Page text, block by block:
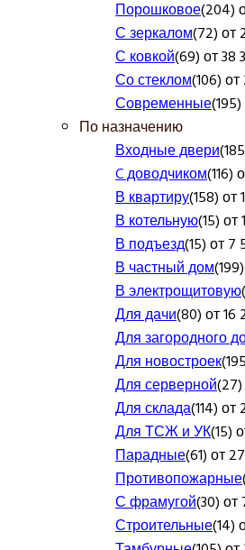
Порошковое(204)
С зеркалом(72) от
С ковкой(69) от 38
Со стеклом(106)
Современные
По назначению
Входные двери
C доводчиком(116)
В квартиру(158) от
В котельную(15) от
В подъезд(15) от 7
В частный дом
В электрощитовую
Для дачи(80) от 16
Для загородного
Для новостроек
Для серверной
Для склада(114) от
Для ТСЖ и УК(15)
Парадные(61) от
Противопожарные
С фрамугой(30) от
Строительные(14)